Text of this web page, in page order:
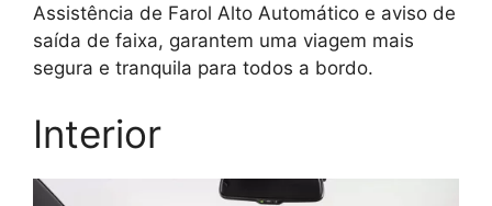
Assistência de Farol Alto Automático e aviso de
saída de faixa, garantem uma viagem mais
segura e tranquila para todos a bordo.
Interior